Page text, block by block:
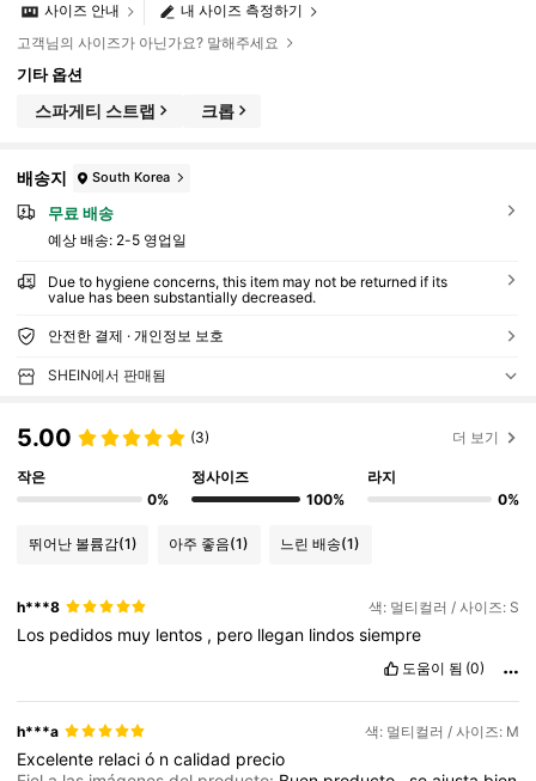
내 사이즈 측정하기
사이즈 안내
고객님의 사이즈가 아닌가요? 말해주세요
기타 옵션
스파게티 스트랩 크롭
배송지 South Korea
무료 배송
예상 배송: 2-5 영업일
Due to hygiene concerns, this item may not be returned if its
value has been substantially decreased.
안전한 결제 · 개인정보 보호
SHEIN에서 판매됨
5.00 (3) 더 보기
작은
0%
정사이즈
100%
라지
0%
뛰어난 볼륨감(1) 아주 좋음(1) 느린 배송(1)
h***8 색: 멀티컬러 / 사이즈: S
Los pedidos muy lentos , pero llegan lindossiempre
도움이 됨 (0)
h***a 색: 멀티컬러 / 사이즈: M
Excelente relació ncalidad precio